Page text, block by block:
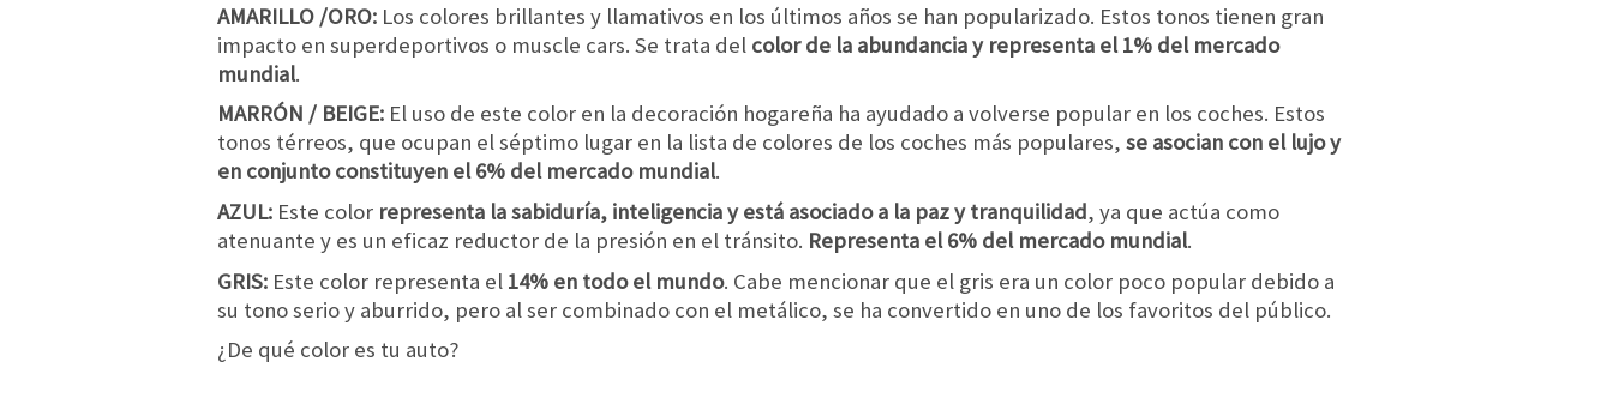
AMARILLO /ORO: Los colores brillantes y llamativos en los últimos años se han popularizado. Estos tonos tienen gran
impacto en superdeportivos o muscle cars. Se trata del color de la abundancia y representa el 1% del mercado
mundial.
MARRÓN / BEIGE: El uso de este color en la decoración hogareña ha ayudado a volverse popular en los coches. Estos
tonos térreos, que ocupan el séptimo lugar en la lista de colores de los coches más populares, se asocian con el lujo y
en conjunto constituyen el 6% del mercado mundial.
AZUL: Este color representa la sabiduría, inteligencia y está asociado a la paz y tranquilidad, ya que actúa como
atenuante y es un eficaz reductor de la presión en el tránsito. Representa el 6% del mercado mundial.
GRIS: Este color representa el 14% en todo el mundo. Cabe mencionar que el gris era un color poco popular debido a
su tono serio y aburrido, pero al ser combinado con el metálico, se ha convertido en uno de los favoritos del público.
¿De qué color es tu auto?